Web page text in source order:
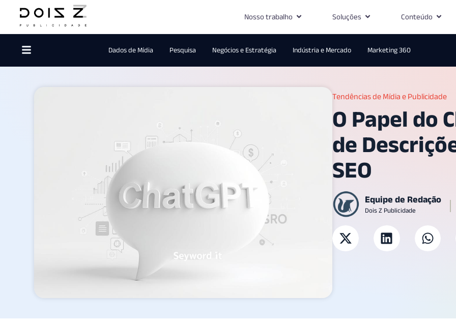
Nosso trabalho Soluções Conteúdo
Dados de Mídia Pesquisa Negócios e Estratégia Indústria e Mercado Marketing 360
Tendências de Mídia e Publicidade
O Papel do
de
SEO
Equipe de Redação
Dois Z Publicidade